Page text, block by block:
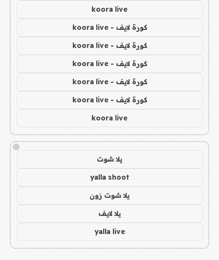
koora live
كورة لايف - koora live
كورة لايف - koora live
كورة لايف - koora live
كورة لايف - koora live
كورة لايف - koora live
koora live
!
يلا شوت
yalla shoot
يلا شوت زون
يلا لايف
yalla live